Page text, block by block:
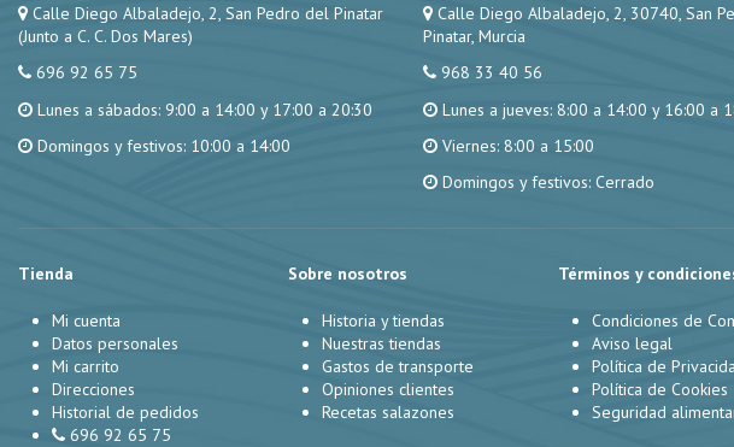
Calle Diego Albaladejo, 2, San Pedro del Pinatar
(Junto a C. C. Dos Mares)
696 92 65 75
Lunes a sábados: 9:00 a 14:00 y 17:00 a 20:30
Domingos y festivos: 10:00 a 14:00
Calle Diego Albaladejo, 2, 30740, San
Pinatar, Murcia
968 33 40 56
Lunes a jueves: 8:00 a 14:00 y 16:00 a
Viernes: 8:00 a 15:00
Domingos y festivos: Cerrado
Tienda
Mi cuenta
Datos personales
Mi carrito
Direcciones
Historial de pedidos
696 92 65 75
Sobre nosotros
Historia y tiendas
Nuestras tiendas
Gastos de transporte
Opiniones clientes
Recetas salazones
Términos y
Condiciones de
Aviso legal
Política de
Política de Cookies
Seguridad